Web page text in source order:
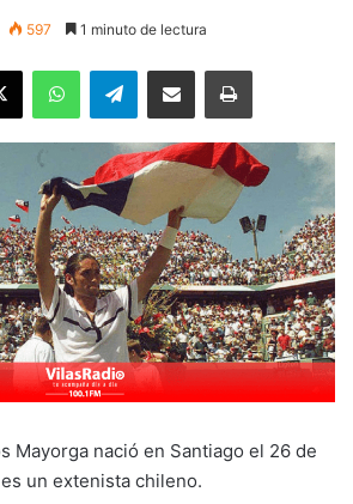
597 1 minuto de lectura
X WhatsAppTelegramEnviar vía email Imprimir
Mayorga nació en Santiago el 26 de
un extenista chileno.